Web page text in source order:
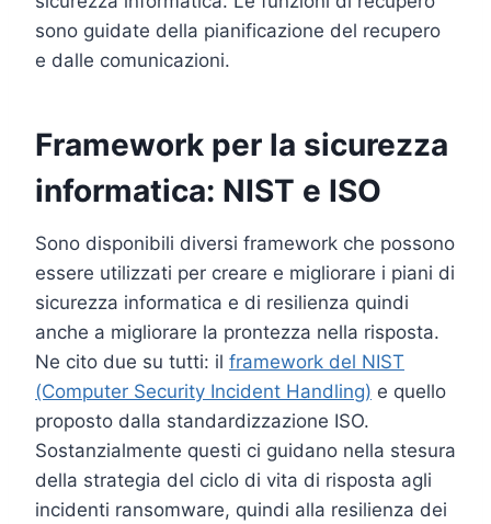
sono guidate della pianificazione del recupero
e dalle comunicazioni.
Framework per la sicurezza
informatica: NIST e ISO
Sono disponibili diversi framework che possono
essere utilizzati per creare e migliorare i piani di
sicurezza informatica e di resilienza quindi
anche a migliorare la prontezza nella risposta.
Ne cito due su tutti: il framework del NIST
(Computer Security Incident Handling) e quello
proposto dalla standardizzazione ISO.
Sostanzialmente questi ci guidano nella stesura
della strategia del ciclo di vita di risposta agli
incidenti ransomware, quindi alla resilienza dei